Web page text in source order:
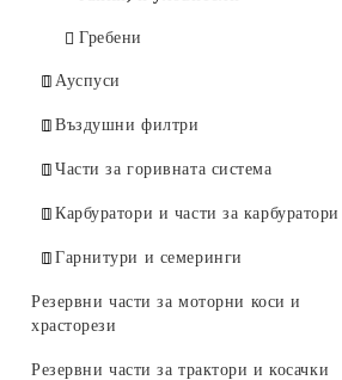
Гребени
Ауспуси
Ауспуси за HUSQVARNA
Ауспуси за STIHL
Въздушни филтри
Филтри въздушни за
Части за горивната система
Горивни филтри, елементи за тях,
Кримери
Карбуратори и части за карбуратори
Карбуратори
Карбуратори за HUSQVARNA
Комплекти за ремонт на
карбуратори
За ремонт на карбуратори на
Гарнитури и семеринги
Гарнитури
Резервни части за моторни коси и
храсторези
Цилиндри
Резервни части за трактори и косачки